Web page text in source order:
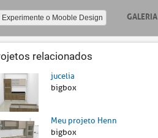
Experimente o Mooble Design GALERIA
relacionados
jucelia
bigbox
Meu projeto Henn
bigbox